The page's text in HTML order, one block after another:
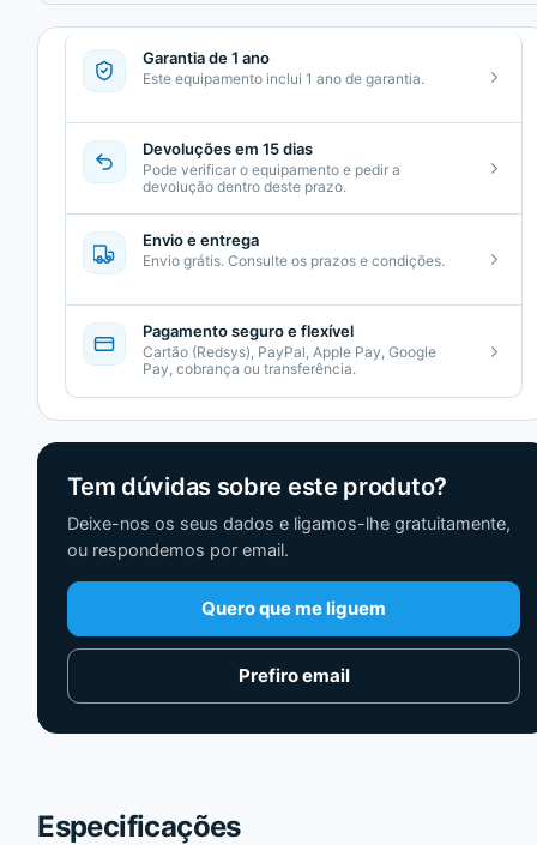
Garantia de 1 ano
Este equipamento inclui 1 ano de garantia.
Devoluções em 15 dias
Pode verificar o equipamento e pedir a
devolução dentro deste prazo.
Envio e entrega
Envio grátis. Consulte os prazos e condições.
Pagamento seguro e flexível
Cartão (Redsys), PayPal, Apple Pay, Google
Pay, cobrança ou transferência.
Tem dúvidas sobre este produto?
Deixe-nos os seus dados e ligamos-lhe gratuitamente,
ou respondemos por email.
Quero que me liguem
Prefiro email
Especificações